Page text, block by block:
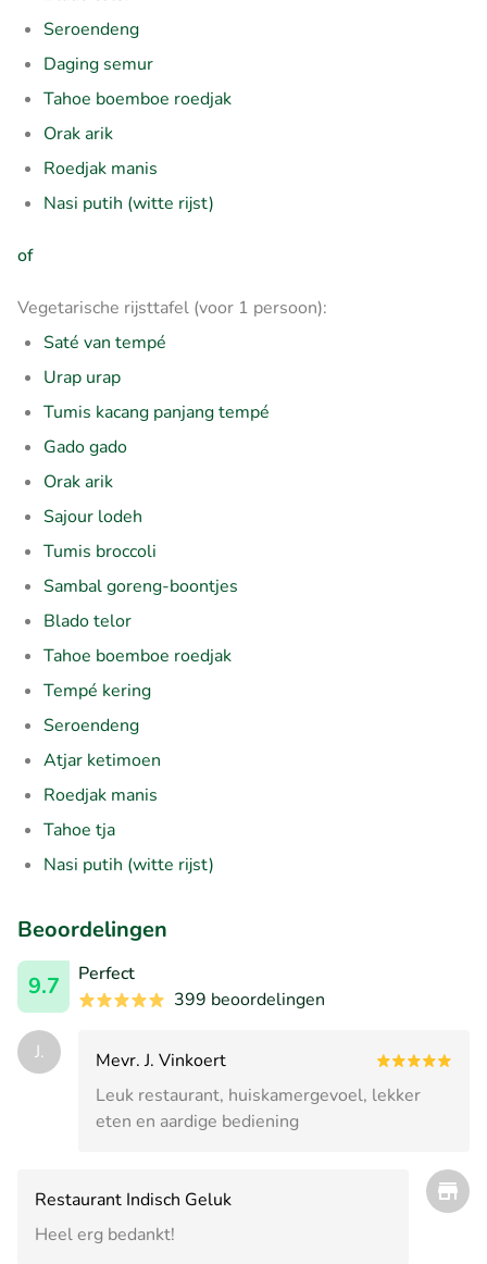
Seroendeng
Daging semur
Tahoe boemboe roedjak
Orak arik
Roedjak manis
Nasi putih (witte rijst)
of
Vegetarische rijsttafel (voor 1 persoon):
Saté van tempé
Urap urap
Tumis kacang panjang tempé
Gado gado
Orak arik
Sajour lodeh
Tumis broccoli
Sambal goreng-boontjes
Blado telor
Tahoe boemboe roedjak
Tempé kering
Seroendeng
Atjar ketimoen
Roedjak manis
Tahoe tja
Nasi putih (witte rijst)
Beoordelingen
9.7
Perfect
399 beoordelingen
J.
Mevr. J. Vinkoert
Leuk restaurant, huiskamergevoel, lekker
eten en aardige bediening
Restaurant Indisch Geluk
Heel erg bedankt!